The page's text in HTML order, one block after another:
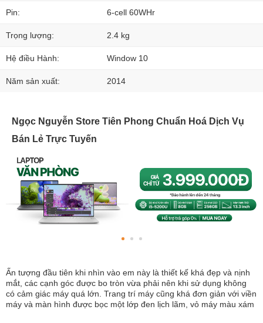
Pin: 6-cell 60WHr
Trọng lượng: 2.4 kg
Hệ điều Hành: Window 10
Năm sản xuất: 2014
Ngọc Nguyễn Store Tiên Phong Chuẩn Hoá Dịch Vụ
Bán Lẻ Trực Tuyến
Ấn tượng đầu tiên khi nhìn vào em này là thiết kế khá đẹp và nịnh
mắt, các cạnh góc được bo tròn vừa phải nên khi sử dụng không
có cảm giác máy quá lớn. Trang trí máy cũng khá đơn giản với viền
máy và màn hình được bọc một lớp đen lịch lãm, vỏ máy màu xám